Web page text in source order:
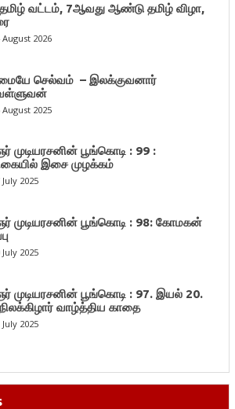
தமிழ் வட்டம், 7ஆவது ஆண்டு தமிழ் விழா,
August 2026
செல்வம் – இலக்குவனார்
August 2025
முடியரசனின் பூங்கொடி : 99 :
இசை முழக்கம்
July 2025
முடியரசனின் பூங்கொடி : 98: கோமகன்
July 2025
முடியரசனின் பூங்கொடி : 97. இயல் 20.
வாழ்த்திய காதை
July 2025